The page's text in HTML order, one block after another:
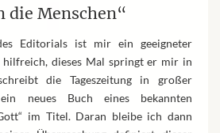
die Menschen“
Editorials ist mir ein geeigneter
hilfreich, dieses Mal springt er mir in
die Tageszeitung in großer
neues Buch eines bekannten
im Titel. Daran bleibe ich dann